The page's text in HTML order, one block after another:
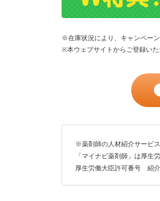
※在庫状況により、キャンペー
※本ウェブサイトからご登録いた
※薬剤師の人材紹介サービ
「マイナビ薬剤師」は厚生
厚生労働大臣許可番号 紹